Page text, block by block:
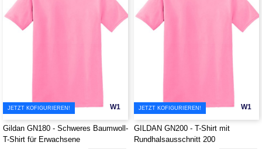
W1
JETZT KOFIGURIEREN!
Gildan GN180 - Schweres Baumwoll-
T-Shirt für Erwachsene
W1
JETZT KOFIGURIEREN!
GILDAN GN200 - T-Shirt mit
Rundhalsausschnitt 200